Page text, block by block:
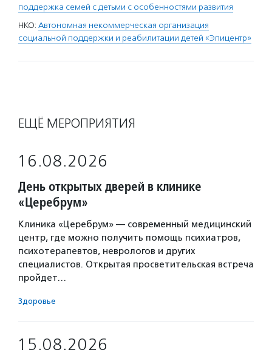
поддержка семей с детьми с особенностями развития
НКО: Автономная некоммерческая организация
социальной поддержки и реабилитации детей «Эпицентр»
ЕЩЁ МЕРОПРИЯТИЯ
16.08.2026
День открытых дверей в клинике
«Церебрум»
Клиника «Церебрум» — современный медицинский
центр, где можно получить помощь психиатров,
психотерапевтов, неврологов и других
специалистов. Открытая просветительская встреча
пройдет…
Здоровье
15.08.2026